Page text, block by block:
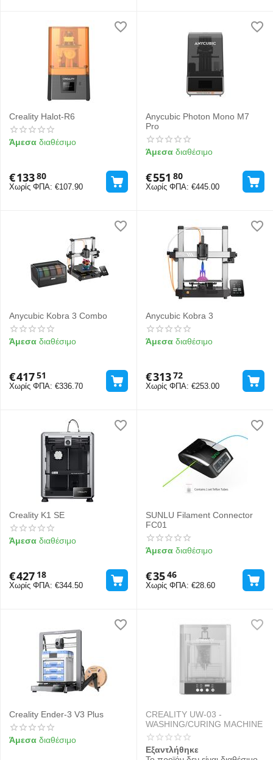
Creality Halot-R6
Άμεσα διαθέσιμο
€13380
Χωρίς ΦΠΑ: €107.90
Anycubic Photon Mono M7
Pro
Άμεσα διαθέσιμο
€551 80
Χωρίς ΦΠΑ: €445.00
Anycubic Kobra 3 Combo
Άμεσα διαθέσιμο
€41751
Χωρίς ΦΠΑ: €336.70
Anycubic Kobra 3
Άμεσα διαθέσιμο
€31372
Χωρίς ΦΠΑ: €253.00
Creality K1 SE
Άμεσα διαθέσιμο
€427 18
Χωρίς ΦΠΑ: €344.50
SUNLU Filament Connector
FC01
Άμεσα διαθέσιμο
€3546
Χωρίς ΦΠΑ: €28.60
Creality Ender-3 V3 Plus
Άμεσα διαθέσιμο
CREALITY UW-03 -
WASHING/CURING MACHINE
Εξαντλήθηκε